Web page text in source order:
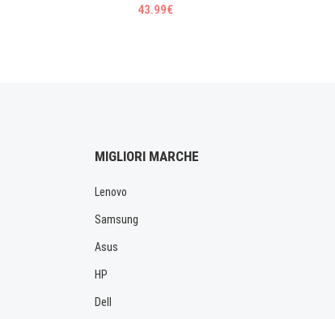
43.99€
MIGLIORI MARCHE
Lenovo
Samsung
Asus
HP
Dell